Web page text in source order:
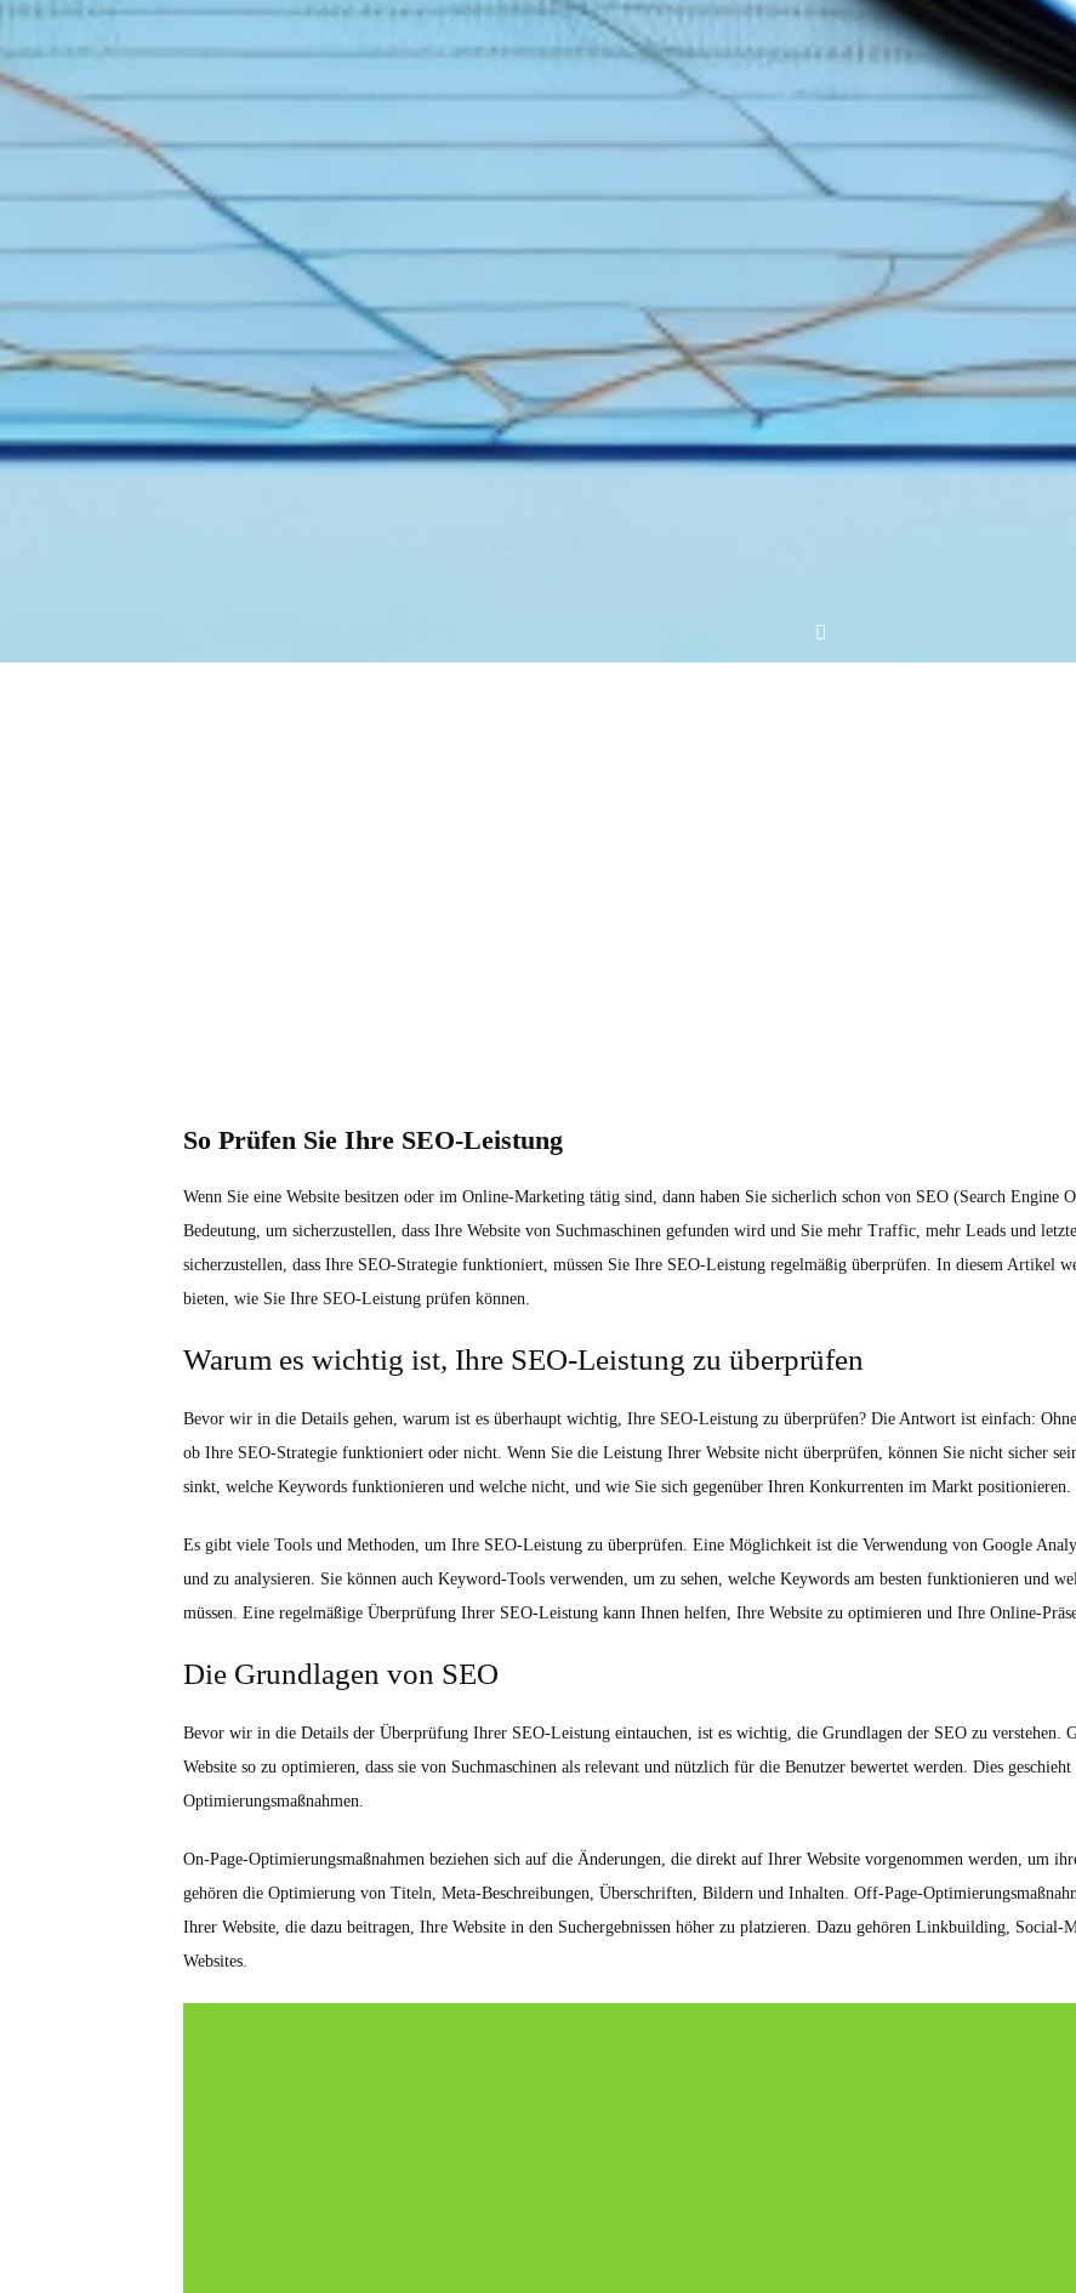
So Prüfen Sie Ihre SEO-Leistung
Wenn Sie eine Website besitzen oder im Online-Marketing tätig sind, dann haben Sie sicherlich schon von SEO (Search Engine
Bedeutung, um sicherzustellen, dass Ihre Website von Suchmaschinen gefunden wird und Sie mehr Traffic, mehr Leads und
sicherzustellen, dass Ihre SEO-Strategie funktioniert, müssen Sie Ihre SEO-Leistung regelmäßig überprüfen. In diesem
bieten, wie Sie Ihre SEO-Leistung prüfen können.
Warum es wichtig ist, Ihre SEO-Leistung zu überprüfen
Bevor wir in die Details gehen, warum ist es überhaupt wichtig, Ihre SEO-Leistung zu überprüfen? Die Antwort ist einfach:
ob Ihre SEO-Strategie funktioniert oder nicht. Wenn Sie die Leistung Ihrer Website nicht überprüfen, können Sie nicht sicher
sinkt, welche Keywords funktionieren und welche nicht, und wie Sie sich gegenüber Ihren Konkurrenten im Markt positionieren.
Es gibt viele Tools und Methoden, um Ihre SEO-Leistung zu überprüfen. Eine Möglichkeit ist die Verwendung von Google
und zu analysieren. Sie können auch Keyword-Tools verwenden, um zu sehen, welche Keywords am besten funktionieren und
müssen. Eine regelmäßige Überprüfung Ihrer SEO-Leistung kann Ihnen helfen, Ihre Website zu optimieren und Ihre Online-
Die Grundlagen von SEO
Bevor wir in die Details der Überprüfung Ihrer SEO-Leistung eintauchen, ist es wichtig, die Grundlagen der SEO zu verstehen.
Website so zu optimieren, dass sie von Suchmaschinen als relevant und nützlich für die Benutzer bewertet werden. Dies
Optimierungsmaßnahmen.
On-Page-Optimierungsmaßnahmen beziehen sich auf die Änderungen, die direkt auf Ihrer Website vorgenommen werden, um
gehören die Optimierung von Titeln, Meta-Beschreibungen, Überschriften, Bildern und Inhalten. Off-Page-
Ihrer Website, die dazu beitragen, Ihre Website in den Suchergebnissen höher zu platzieren. Dazu gehören Linkbuilding, Social-
Websites.